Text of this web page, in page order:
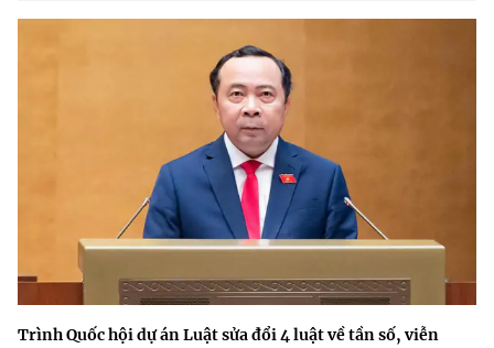
Trình Quốc hội dự án Luật sửa đổi 4 luật về tần số, viễn